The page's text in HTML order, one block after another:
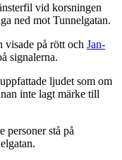
vid korsningen
ned mot Tunnelgatan.
på rött och Jan-
signalerna.
ljudet som om
inte lagt märke till
personer stå på